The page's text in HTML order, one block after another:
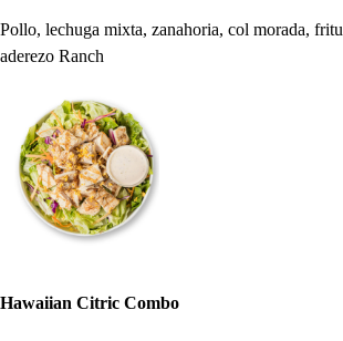
Pollo, lechuga mixta, zanahoria, col morada,
aderezo Ranch
Hawaiian Citric Combo